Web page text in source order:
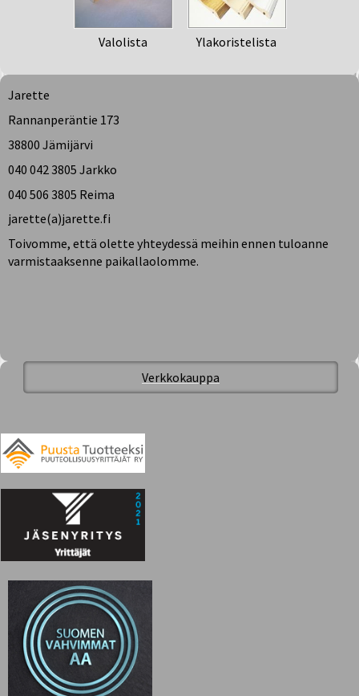
Valolista Ylakoristelista
Jarette
Rannanperäntie 173
38800 Jämijärvi
040 042 3805 Jarkko
040 506 3805 Reima
jarette(a)jarette.fi
Toivomme, että olette yhteydessä meihin ennen tuloanne
varmistaaksenne paikallaolomme.
Verkkokauppa